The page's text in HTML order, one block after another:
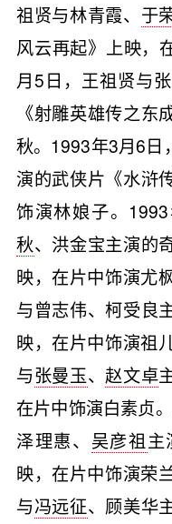
祖贤与林青霞、 于
风云再起》上映，
月5日，王祖贤与
《射雕英雄传之东
秋。1993年3月6日
演的武侠片《水浒
饰演林娘子。
秋、洪金宝主演的
映，在片中饰演尤
与曾志伟、柯受良
映，在片中饰演祖
与张曼玉、 赵文卓
在片中饰演白素贞
泽理惠、 吴彦祖
映，在片中饰演荣
与冯远征、顾美华